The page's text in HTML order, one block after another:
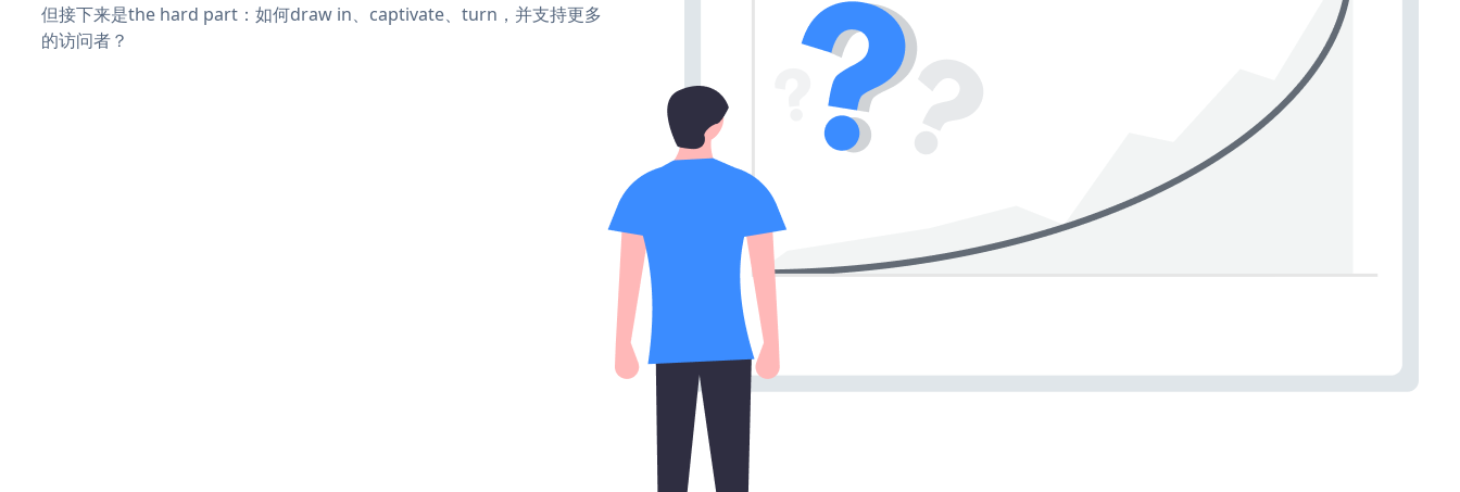
但接下来是the hard part：如何draw in、captivate、turn，并支持更多
的访问者？